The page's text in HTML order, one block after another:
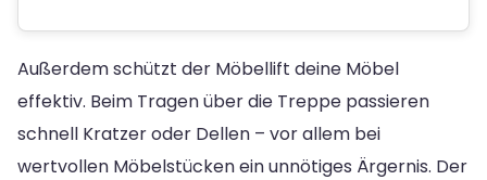
Außerdem schützt der Möbellift deine Möbel
effektiv. Beim Tragen über die Treppe passieren
schnell Kratzer oder Dellen – vor allem bei
wertvollen Möbelstücken ein unnötiges Ärgernis. Der